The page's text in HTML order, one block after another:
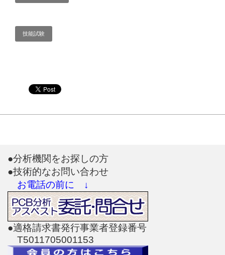
技能試験
●分析機関をお探しの方
●技術的なお問い合わせ
お電話の前に ↓
●適格請求書発行事業者登録番号
T5011705001153